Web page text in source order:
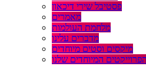
פסטיבל שירי דיכאון
מאמרים
מלחמת העולמות
מדברים עלינו
מיקסים וסטים מיוחדים
הפרוייקטים המיוחדים שלנו